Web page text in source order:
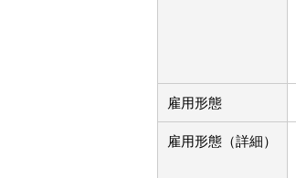
雇用形態
雇用形態（詳細）